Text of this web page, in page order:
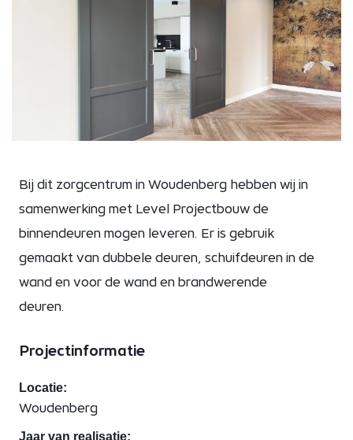
Bij dit zorgcentrum in Woudenberg hebben wij in
samenwerking met Level Projectbouw de
binnendeuren mogen leveren. Er is gebruik
gemaakt van dubbele deuren, schuifdeuren in de
wand en voor de wand en brandwerende
deuren.
Projectinformatie
Locatie:
Woudenberg
Jaar van realisatie: